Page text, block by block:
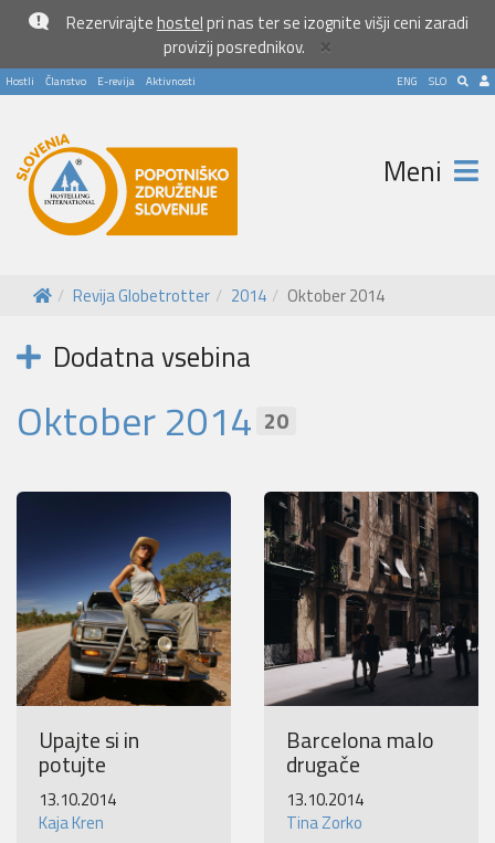
Rezervirajtehostelpri nas ter se izognite višji ceni zaradi
provizij posrednikov.
×
Hostli Članstvo E-revija Aktivnosti SLO
ENG
Meni
Revija Globetrotter 2014 Oktober 2014
Dodatna vsebina
Oktober 2014 20
Upajte si in
potujte
13.10.2014
Kaja Kren
Barcelona malo
drugače
13.10.2014
Tina Zorko
Pošlji VESELJE5 na 1919 in
doniraj 5 €
Pomagaj otrokom z manj priložnostmi do počitnic na morju.
Ne hvala